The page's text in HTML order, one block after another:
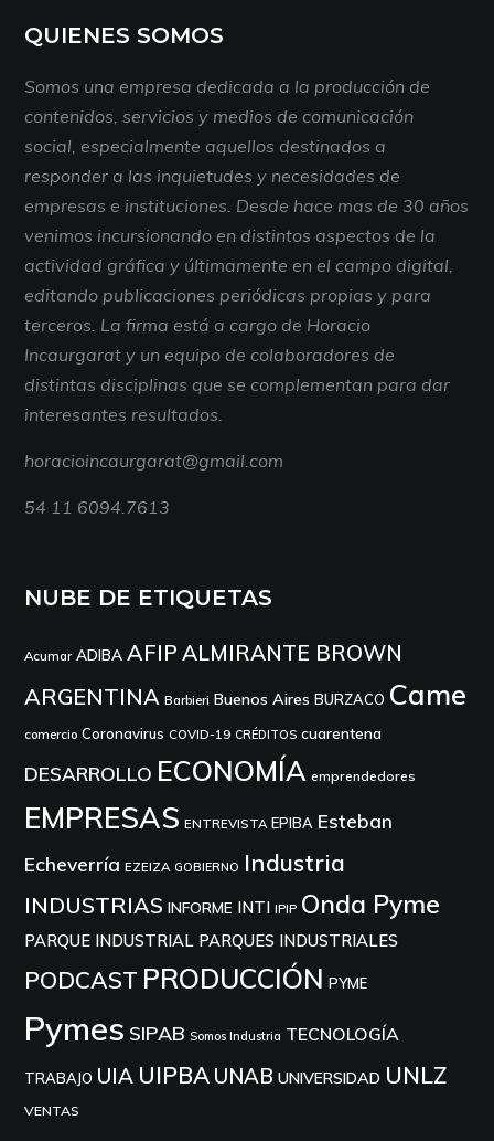
QUIENES SOMOS
Somos una empresa dedicada a la producción de
contenidos, servicios y medios de comunicación
social, especialmente aquellos destinados a
responder a las inquietudes y necesidades de
empresas e instituciones. Desde hace mas de 30 años
venimos incursionando en distintos aspectos de la
actividad gráfica y últimamente en el campo digital,
editando publicaciones periódicas propias y para
terceros. La firma está a cargo de Horacio
Incaurgarat y un equipo de colaboradores de
distintas disciplinas que se complementan para dar
interesantes resultados.
horacioincaurgarat@gmail.com
54 11 6094.7613
NUBE DE ETIQUETAS
Acumar ADIBA AFIP ALMIRANTE BROWN
ARGENTINA Barbieri Buenos Aires BURZACO Came
comercio Coronavirus COVID-19 CRÉDITOS cuarentena
DESARROLLO ECONOMÍA emprendedores
EMPRESAS ENTREVISTA EPIBA Esteban
Echeverría EZEIZA GOBIERNO Industria
INDUSTRIAS INFORME INTI IPIP Onda Pyme
PARQUE INDUSTRIAL PARQUES INDUSTRIALES
PODCAST PRODUCCIÓN PYME
Pymes SIPAB Somos Industria TECNOLOGÍA
TRABAJO UIA UIPBA UNAB UNIVERSIDAD UNLZ
VENTAS